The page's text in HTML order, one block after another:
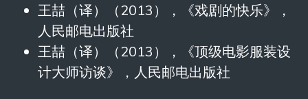
王喆（译）（2013），《戏剧的快乐》，
人民邮电出版社
王喆（译）（2013），《顶级电影服装设
计大师访谈》，人民邮电出版社